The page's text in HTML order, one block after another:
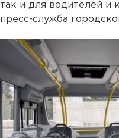
так и для водителей и
пресс-служба